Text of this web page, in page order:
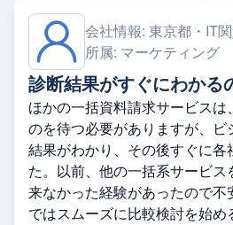
会社情報: 東京都・IT
所属: マーケティング
診断結果がすぐにわかる
ほかの一括資料請求サービスは
のを待つ必要がありますが、
結果がわかり、その後すぐに各
た。以前、他の一括系サービ
来なかった経験があったので不
ではスムーズに比較検討を始め